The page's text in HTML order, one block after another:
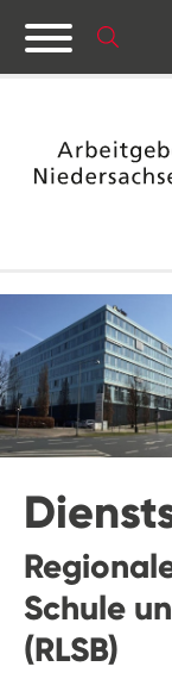
Schule
(RLSB)